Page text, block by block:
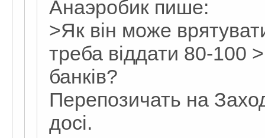
Анаэробик пише:
>Як він може
треба віддати 80-100
банків?
Перепозичать на
досі.